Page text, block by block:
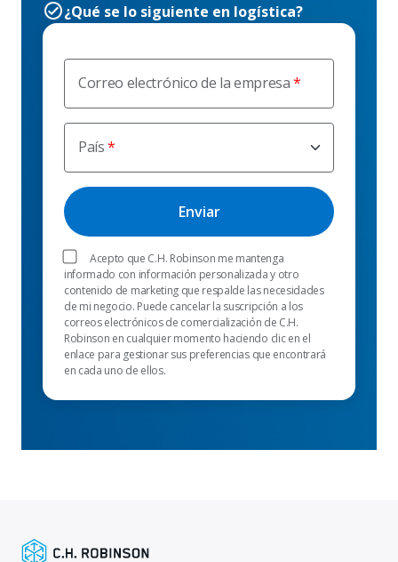
Correo electrónico de la empresa
País
Acepto que C.H. Robinson me mantenga
informado con información personalizada y otro
contenido de marketing que respalde las necesidades
de mi negocio. Puede cancelar la suscripción a los
correos electrónicos de comercialización de C.H.
Robinson en cualquier momento haciendo clic en el
enlace para gestionar sus preferencias que encontrará
en cada uno de ellos.
¿Qué se lo siguiente en logística?